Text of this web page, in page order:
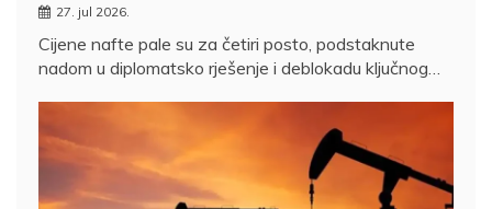
27. jul 2026.
Cijene nafte pale su za četiri posto, podstaknute
nadom u diplomatsko rješenje i deblokadu ključnog…